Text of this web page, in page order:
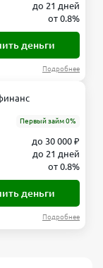
до 21 дней
от 0.8%
деньги
Подробнее
Первый займ 0%
до 30 000 ₽
до 21 дней
от 0.8%
деньги
Подробнее